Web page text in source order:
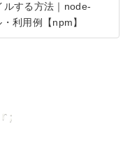
ルする方法｜node-
利用例【npm】